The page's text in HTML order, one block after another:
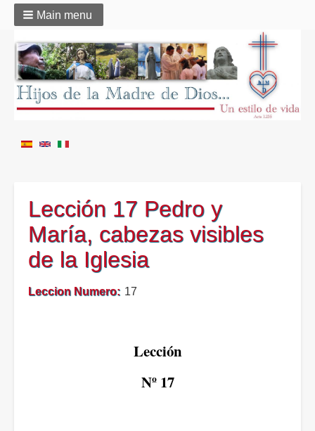
Main menu
Lección 17 Pedro y
María, cabezas visibles
de la Iglesia
Leccion Numero 17
Lección
Nº 17